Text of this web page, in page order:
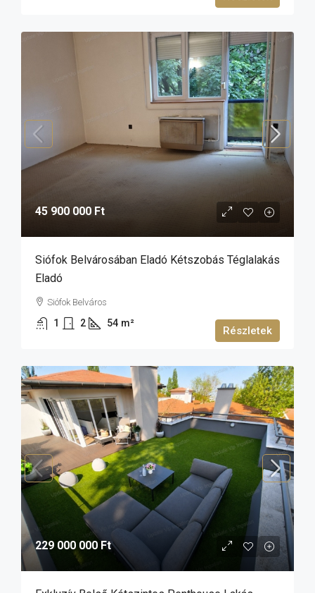
45 900 000 Ft
Siófok Belvárosában Eladó Kétszobás Téglalakás
Eladó
Siófok Belváros
1 2 54 m²
Részletek
229 000 000 Ft